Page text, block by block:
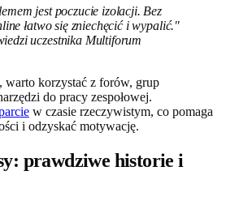
jest poczucie izolacji. Bez
łatwo się zniechęcić i wypalić."
uczestnika Multiforum
warto korzystać z forów, grup
do pracy zespołowej.
w czasie rzeczywistym, co pomaga
i odzyskać motywację.
prawdziwe historie i